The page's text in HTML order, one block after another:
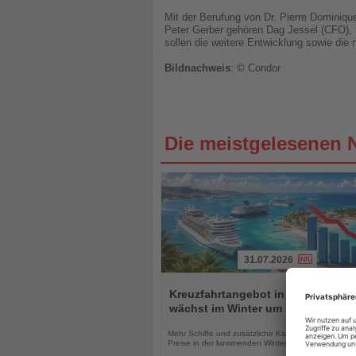
Mit der Berufung von Dr. Pierre
Peter Gerber gehören Dag Jessel
sollen die weitere Entwicklung sowie die
Bildnachweis: © Condor
Die meistgelesenen
Sie
die
31.07.2026
Kreuzfahrtangebot in der Karibik
wächst im Winter um zehn Prozent
Mehr Schiffe und zusätzliche Kapazitäten könnten
Preise in der kommenden Wintersaison unter